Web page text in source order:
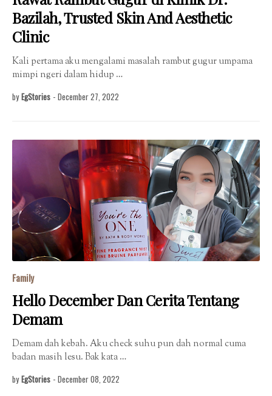
Bazilah, Trusted Skin And Aesthetic
Clinic
Kali pertama aku mengalami masalah rambut gugur umpama
mimpi ngeri dalam hidup …
by EgStories - December 27, 2022
Family
Hello December Dan Cerita Tentang
Demam
Demam dah kebah. Aku check suhu pun dah normal cuma
badan masih lesu. Bak kata …
by EgStories - December 08, 2022